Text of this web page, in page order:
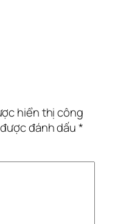
hiển thị công
đánh dấu*